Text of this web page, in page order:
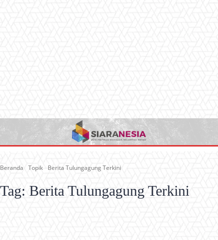
Beranda Topik Berita Tulungagung Terkini
Tag: Berita Tulungagung Terkini